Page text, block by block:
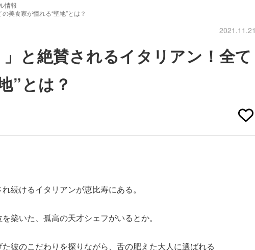
情報
美食家が憧れる“聖地”とは？
2021.11.21
」と絶賛されるイタリアン！全て
”とは？
続けるイタリアンが恵比寿にある。
築いた、孤高の天才シェフがいるとか。
彼のこだわりを探りながら、舌の肥えた大人に選ばれる